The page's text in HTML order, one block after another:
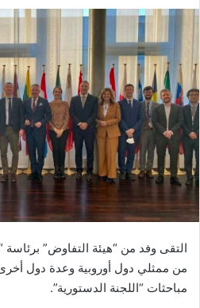
التقى وفد من “هيئة التفاوض” برئاسة
من ممثلي دول أوروبية وعدة دول
مباحثات “اللجنة الدستورية”.